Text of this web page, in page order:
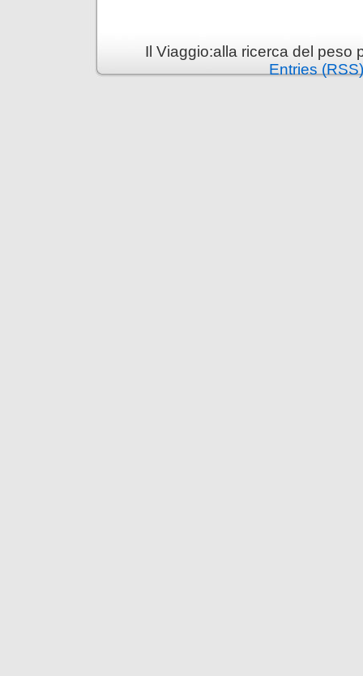
Il Viaggio:alla ricerca del
Entries (RSS)